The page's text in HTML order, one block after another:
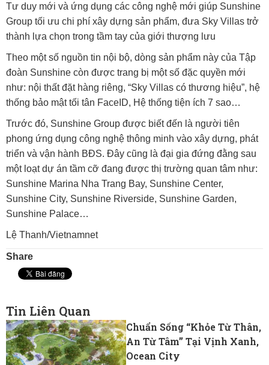
Tư duy mới và ứng dụng các công nghệ mới giúp Sunshine
Group tối ưu chi phí xây dựng sản phẩm, đưa Sky Villas trở
thành lựa chọn trong tầm tay của giới thượng lưu
Theo một số nguồn tin nội bộ, dòng sản phẩm này của Tập
đoàn Sunshine còn được trang bị một số đặc quyền mới
như: nội thất đặt hàng riêng, “Sky Villas có thương hiệu”, hệ
thống bảo mật tối tân FaceID, Hệ thống tiện ích 7 sao…
Trước đó, Sunshine Group được biết đến là người tiên
phong ứng dụng công nghệ thông minh vào xây dựng, phát
triển và vận hành BĐS. Đây cũng là đại gia đứng đằng sau
một loạt dự án tầm cỡ đang được thị trường quan tâm như:
Sunshine Marina Nha Trang Bay, Sunshine Center,
Sunshine City, Sunshine Riverside, Sunshine Garden,
Sunshine Palace…
Lệ Thanh/Vietnamnet
Share
Tin Liên Quan
Chuẩn Sống “khỏe Từ Thân,
An Từ Tâm” Tại Vịnh Xanh,
Ocean City